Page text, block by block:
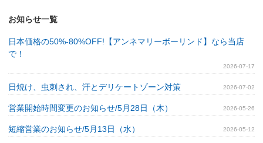
お知らせ一覧
日本価格の50%-80%OFF!【アンネマリーボーリンド】なら当店
で！
2026-07-17
日焼け、虫刺され、汗とデリケートゾーン対策 2026-07-02
営業開始時間変更のお知らせ/5月28日（木） 2026-05-26
短縮営業のお知らせ/5月13日（水） 2026-05-12